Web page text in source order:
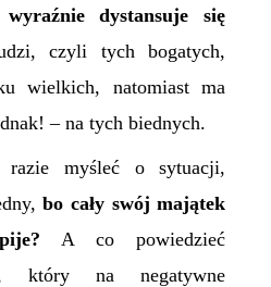
wyraźnie dystansuje się
czyli tych bogatych,
wielkich, natomiast ma
– na tych biednych.
myśleć o sytuacji,
bo cały swój majątek
A co powiedzieć
który na negatywne